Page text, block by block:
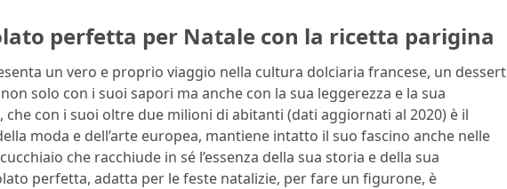
perfetta per Natale con la ricetta parigina
un vero e proprio viaggio nella cultura dolciaria francese, un dessert
solo con i suoi sapori ma anche con la sua leggerezza e la sua
che con i suoi oltre due milioni di abitanti (dati aggiornati al 2020) è il
moda e dell’arte europea, mantiene intatto il suo fascino anche nelle
che racchiude in sé l’essenza della sua storia e della sua
perfetta, adatta per le feste natalizie, per fare un figurone, è